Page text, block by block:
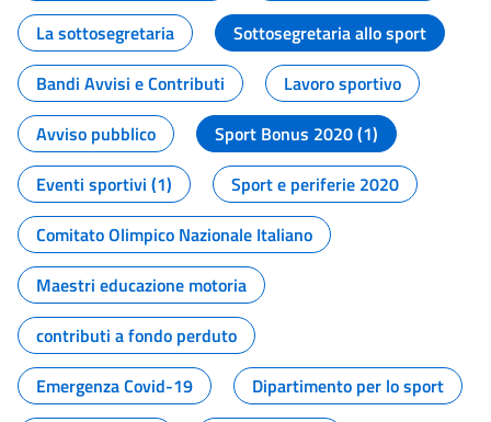
La sottosegretaria
Sottosegretaria allo sport
Bandi Avvisi e Contributi
Lavoro sportivo
Avviso pubblico
Sport Bonus 2020 (1)
Eventi sportivi (1)
Sport e periferie 2020
Comitato Olimpico Nazionale Italiano
Maestri educazione motoria
contributi a fondo perduto
Emergenza Covid-19
Dipartimento per lo sport